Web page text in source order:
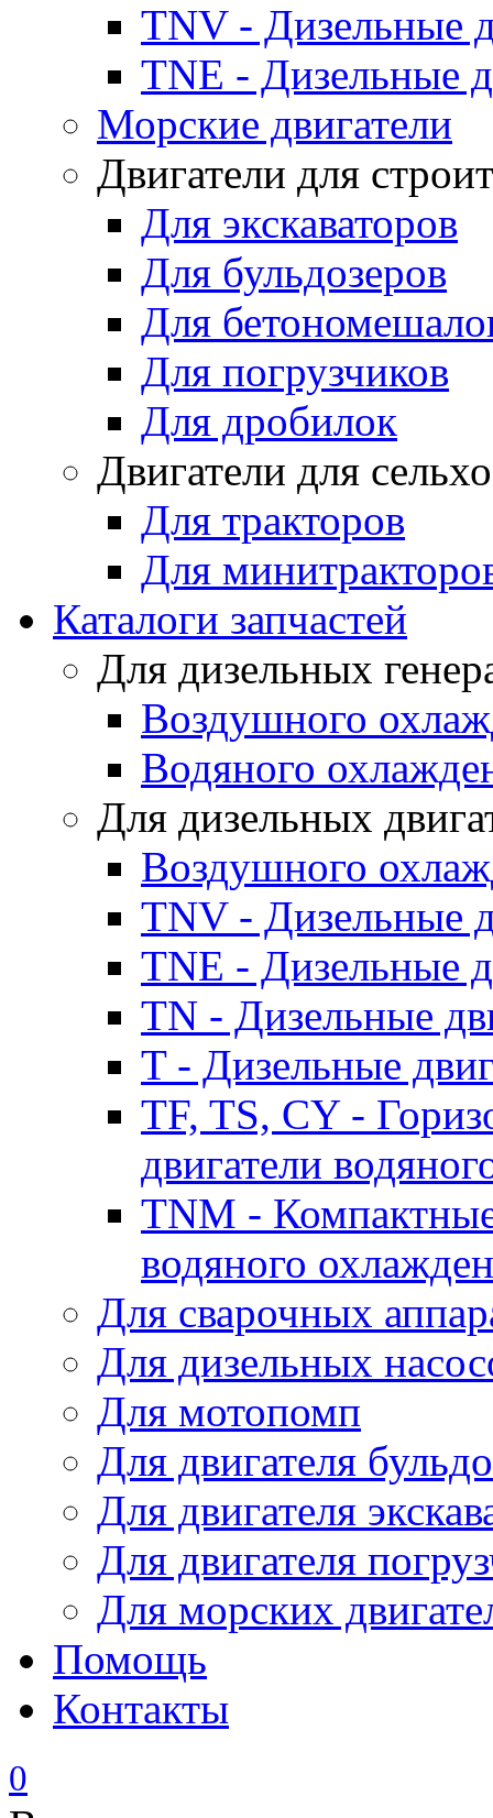
TNV - Дизельные
TNE - Дизельные
Морские двигатели
Двигатели для
Для экскаваторов
Для бульдозеров
Для
Для погрузчиков
Для дробилок
Двигатели для
Для тракторов
Для
Каталоги запчастей
Для дизельных
Воздушного
Водяного
Для дизельных
Воздушного
TNV - Дизельные
TNE - Дизельные
TN - Дизельные
T - Дизельные
TF, TS, CY -
двигатели
TNM -
водяного
Для сварочных
Для дизельных
Для мотопомп
Для двигателя
Для двигателя
Для двигателя
Для морских
Помощь
Контакты
0